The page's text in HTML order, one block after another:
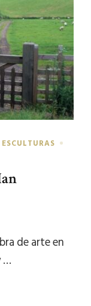
de arte en
…